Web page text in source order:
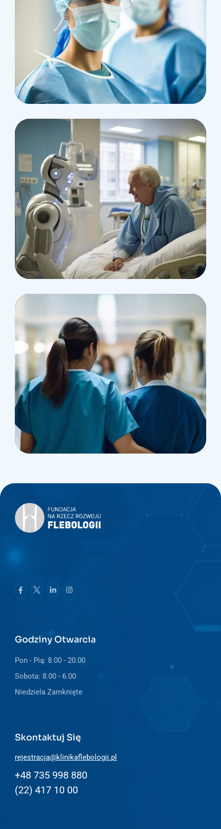
Research
Cardiothoracic
Surgeon
Pediatric Surgery
Treatments
Congestive Heart
Godziny Otwarcia
Pon - Pią: 8.00 - 20.00
Sobota: 8.00 - 6.00
Niedziela Zamknięte
Skontaktuj Się
+48 735 998 880
(22) 417 10 00
rejestracja@klinikaflebologii.pl